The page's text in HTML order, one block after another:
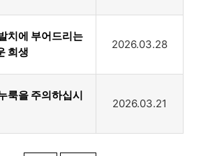
치에 부어드리는
희생
2026.03.28
룩을 주의하십시
2026.03.21